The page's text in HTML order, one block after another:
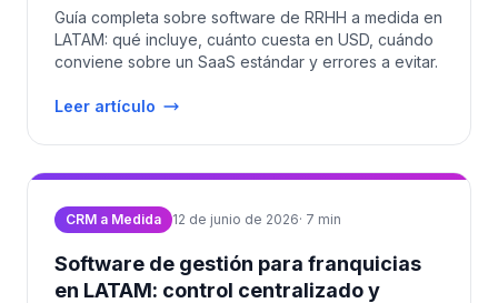
Guía completa sobre software de RRHH a medida en
LATAM: qué incluye, cuánto cuesta en USD, cuándo
conviene sobre un SaaS estándar y errores a evitar.
Leer artículo
CRM a Medida 12 de junio de 2026· 7 min
Software de gestión para franquicias
en LATAM: control centralizado y